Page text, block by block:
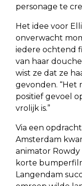
personage te
Het idee voor
onverwacht
iedere ochtend
van haar
wist ze dat ze
gevonden. “Het
positief gevoel
vrolijk is.”
Via een
Amsterdam
animator
korte
Langendam